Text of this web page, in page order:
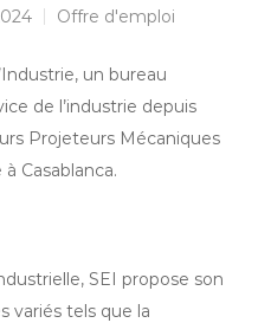
Offre d'emploi
un bureau
de l’industrie depuis
Projeteurs Mécaniques
Casablanca.
SEI propose son
variés tels que la